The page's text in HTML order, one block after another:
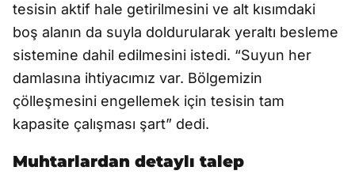
tesisin aktif hale getirilmesini ve alt kısımdaki
boş alanın da suyla doldurularak yeraltı besleme
sistemine dahil edilmesini istedi. “Suyun her
damlasına ihtiyacımız var. Bölgemizin
çölleşmesini engellemek için tesisin tam
kapasite çalışması şart” dedi.
Muhtarlardan detaylı talep